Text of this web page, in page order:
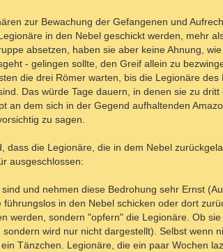
zur Bewachung der Gefangenen und
in den Nebel geschickt werden, mehr
absetzen, haben sie aber keine Ahnung,
- gelingen sollte, den Greif allein zu
die drei Römer warten, bis die Legionäre des
Das würde Tage dauern, in denen sie zu
an dem sich in der Gegend aufhaltenden
zu sagen.
die Legionäre, die in dem Nebel
ausgeschlossen:
und nehmen diese Bedrohung sehr Ernst
in den Nebel schicken oder dort
werden, sondern "opfern" die Legionäre. Ob sie
wird nur nicht dargestellt). Selbst wenn
Tänzchen. Legionäre, die ein paar Wochen